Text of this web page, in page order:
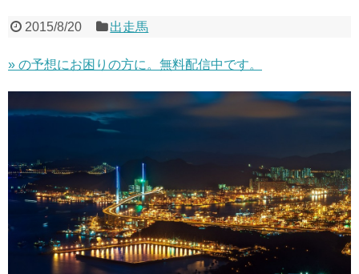
2015/8/20 出走馬
» の予想にお困りの方に。無料配信中です。